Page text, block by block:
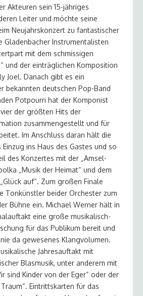
Akteuren sein 15-jähriges
Leiter und möchte seine
Neujahrskonzert zu fantastischer
Gladenbacher Instrumentalisten
mit dem schmissigen
und der einträglichen Komposition
Joel. Danach gibt es ein
bekannten deutschen Pop-Band
Potpourri hat der Komponist
der größten Hits der
zusammengestellt und für
Im Anschluss daran hält die
ins Haus des Gastes und so
des Konzertes mit der „Amsel-
„Musik der Heimat“ und dem
auf“. Zum großen Finale
Tonkünstler beider Orchester zum
Bühne ein. Michael Werner hält in
eine große musikalisch-
für das Publikum bereit und
da gewesenes Klangvolumen.
Jahresauftakt mit
Blasmusik, unter anderem mit
sind Kinder von der Eger“ oder der
Eintrittskarten für das